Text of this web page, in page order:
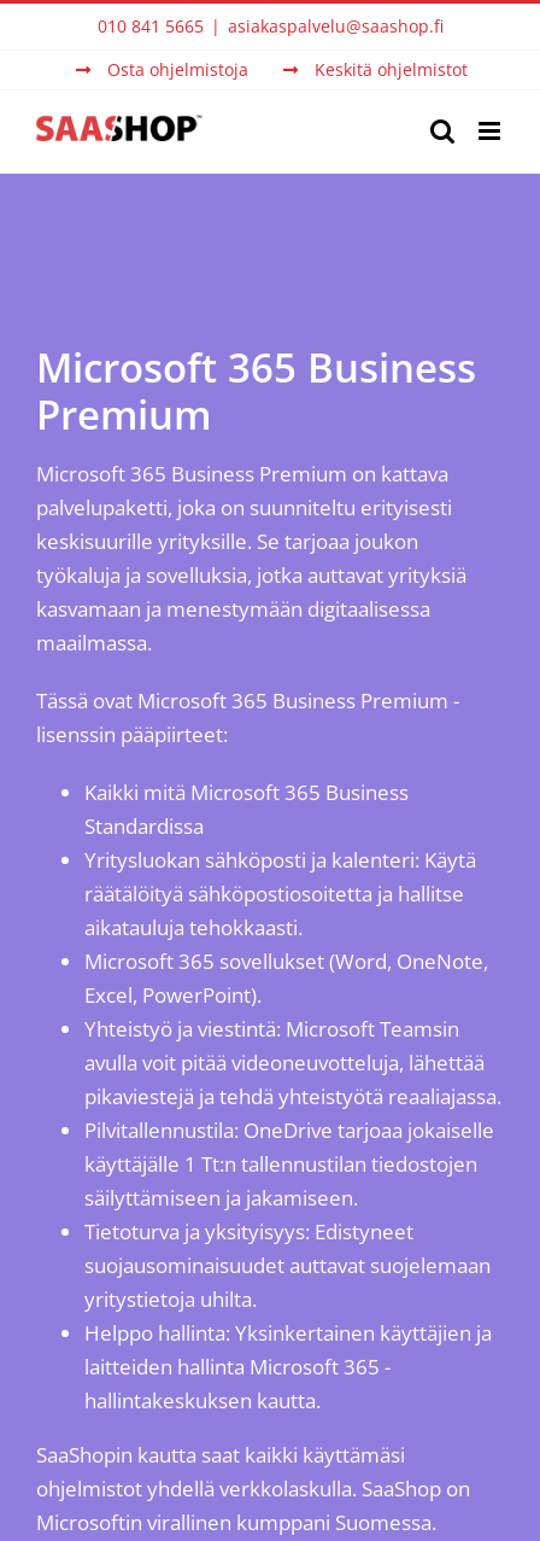
010 841 5665 | asiakaspalvelu@saashop.fi
Osta ohjelmistoja
Keskitä ohjelmistot
Microsoft 365 Business
Premium
Microsoft 365 Business Premium on kattava
palvelupaketti, joka on suunniteltu erityisesti
keskisuurille yrityksille. Se tarjoaa joukon
työkaluja ja sovelluksia, jotka auttavat yrityksiä
kasvamaan ja menestymään digitaalisessa
maailmassa.
Tässä ovat Microsoft 365 Business Premium -
lisenssin pääpiirteet:
Kaikki mitä Microsoft 365 Business
Standardissa
Yritysluokan sähköposti ja kalenteri: Käytä
räätälöityä sähköpostiosoitetta ja hallitse
aikatauluja tehokkaasti.
Microsoft 365 sovellukset (Word, OneNote,
Excel, PowerPoint).
Yhteistyö ja viestintä: Microsoft Teamsin
avulla voit pitää videoneuvotteluja, lähettää
pikaviestejä ja tehdä yhteistyötä reaaliajassa.
Pilvitallennustila: OneDrive tarjoaa jokaiselle
käyttäjälle 1 Tt:n tallennustilan tiedostojen
säilyttämiseen ja jakamiseen.
Tietoturva ja yksityisyys: Edistyneet
suojausominaisuudet auttavat suojelemaan
yritystietoja uhilta.
Helppo hallinta: Yksinkertainen käyttäjien ja
laitteiden hallinta Microsoft 365 -
hallintakeskuksen kautta.
SaaShopin kautta saat kaikki käyttämäsi
ohjelmistot yhdellä verkkolaskulla. SaaShop on
Microsoftin virallinen kumppani Suomessa.